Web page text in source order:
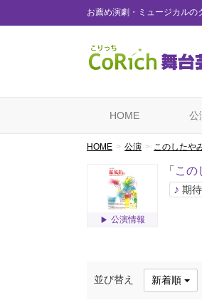
お薦め演劇・ミュージカルの
HOME 公
HOME 公演 このしたや
公演情報
「 この
♪ 期
並び替え 新着順